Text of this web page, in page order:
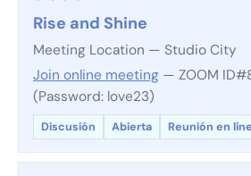
Rise and Shine
Meeting Location — Studio City
Join online meeting — ZOOM
(Password: love23)
Discusión Abierta Reunión en